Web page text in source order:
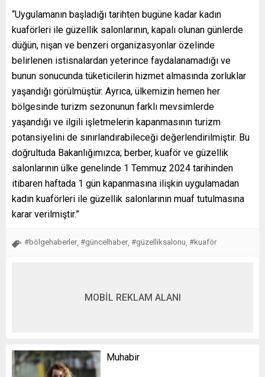
“Uygulamanın başladığı tarihten bugüne kadar kadın
kuaförleri ile güzellik salonlarının, kapalı olunan günlerde
düğün, nişan ve benzeri organizasyonlar özelinde
belirlenen istisnalardan yeterince faydalanamadığı ve
bunun sonucunda tüketicilerin hizmet almasında zorluklar
yaşandığı görülmüştür. Ayrıca, ülkemizin hemen her
bölgesinde turizm sezonunun farklı mevsimlerde
yaşandığı ve ilgili işletmelerin kapanmasının turizm
potansiyelini de sınırlandırabileceği değerlendirilmiştir. Bu
doğrultuda Bakanlığımızca; berber, kuaför ve güzellik
salonlarının ülke genelinde 1 Temmuz 2024 tarihinden
itibaren haftada 1 gün kapanmasına ilişkin uygulamadan
kadın kuaförleri ile güzellik salonlarının muaf tutulmasına
karar verilmiştir.”
#bölgehaberler, #güncelhaber, #güzelliksalonu, #kuaför
MOBİL REKLAM ALANI
Muhabir